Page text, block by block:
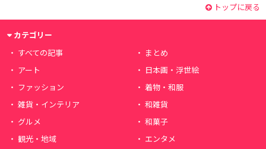
トップに戻る
カテゴリー
すべての記事
まとめ
アート
日本画・浮世絵
ファッション
着物・和服
雑貨・インテリア
和雑貨
グルメ
和菓子
観光・地域
エンタメ